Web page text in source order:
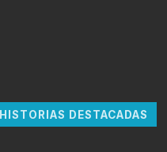
HISTORIAS DESTACADAS